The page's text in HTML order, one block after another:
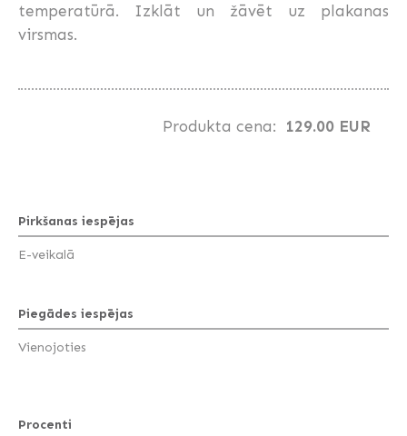
temperatūrā. Izklāt un žāvēt uz plakanas
virsmas.
Produkta cena: 129.00 EUR
Pirkšanas iespējas
E-veikalā
Piegādes iespējas
Vienojoties
Procenti